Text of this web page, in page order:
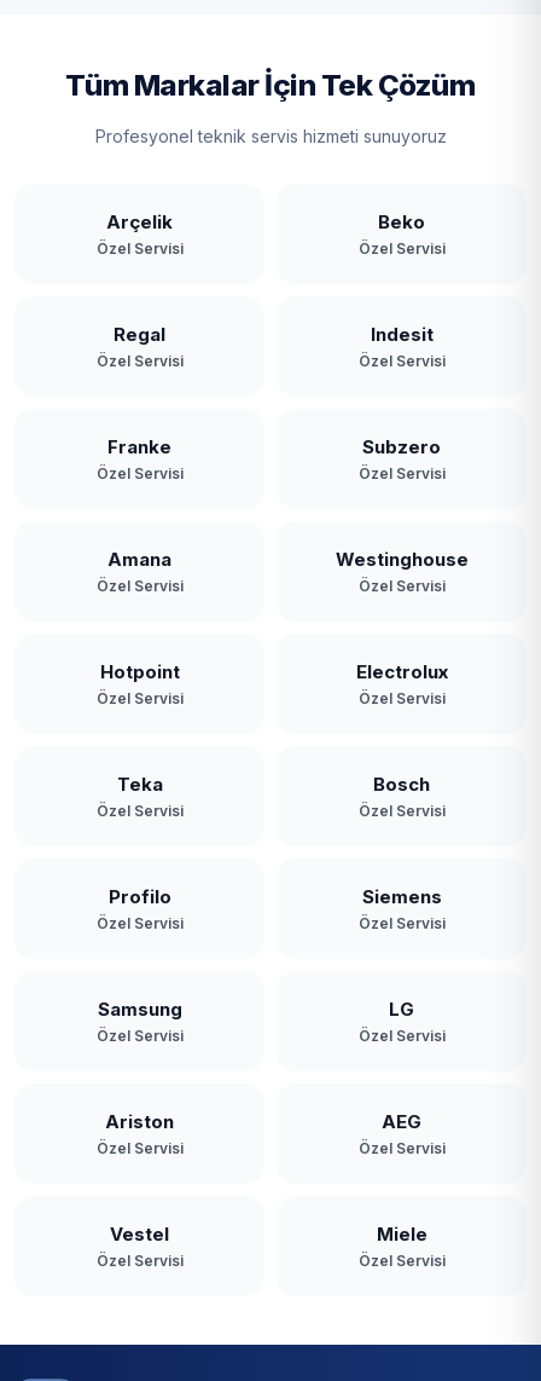
Tüm Markalar İçin Tek Çözüm
Profesyonel teknik servis hizmeti sunuyoruz
Arçelik
Özel Servisi
Beko
Özel Servisi
Regal
Özel Servisi
Indesit
Özel Servisi
Franke
Özel Servisi
Subzero
Özel Servisi
Amana
Özel Servisi
Westinghouse
Özel Servisi
Hotpoint
Özel Servisi
Electrolux
Özel Servisi
Teka
Özel Servisi
Bosch
Özel Servisi
Profilo
Özel Servisi
Siemens
Özel Servisi
Samsung
Özel Servisi
LG
Özel Servisi
Ariston
Özel Servisi
AEG
Özel Servisi
Vestel
Özel Servisi
Miele
Özel Servisi